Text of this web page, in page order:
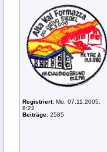
Registriert: Mo, 07.11.2005,
8:22
Beiträge: 2585